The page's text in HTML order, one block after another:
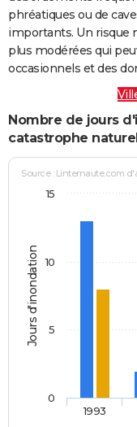
phréatiques ou de
importants. Un risque
plus modérées qui
occasionnels et des
Nombre de jours
catastrophe
Jours d'inondation
Source : Linternaute.com
1993
0
5
10
15